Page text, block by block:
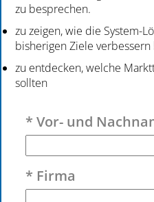
zu besprechen.
zu zeigen, wie die System-
bisherigen Ziele verbessern
zu entdecken, welche
sollten
* Vor- und
* Firma